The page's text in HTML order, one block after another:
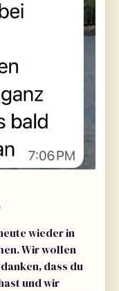
wieder in
Wir wollen
dass du
und wir